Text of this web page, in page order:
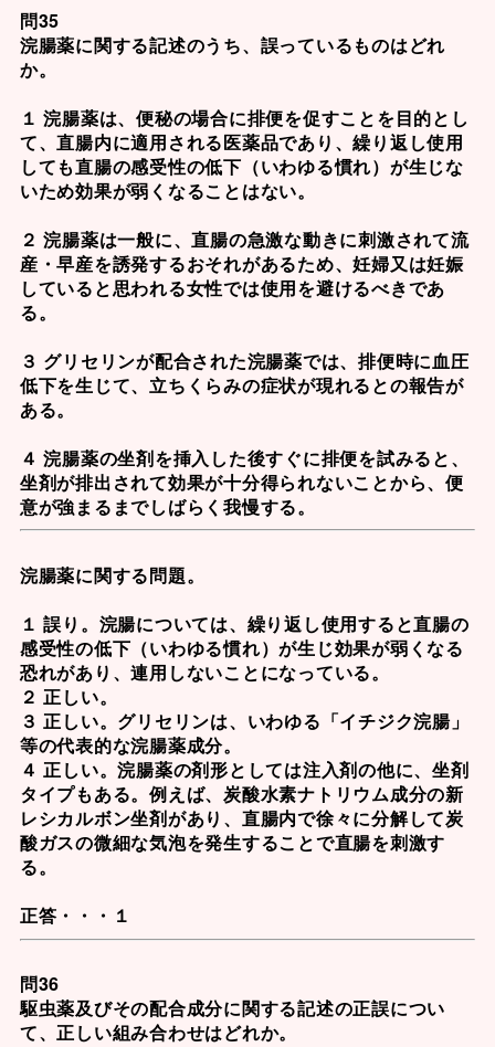
問35
浣腸薬に関する記述のうち、誤っているものはどれ
か。
１ 浣腸薬は、便秘の場合に排便を促すことを目的とし
て、直腸内に適用される医薬品であり、繰り返し使用
しても直腸の感受性の低下（いわゆる慣れ）が生じな
いため効果が弱くなることはない。
２ 浣腸薬は一般に、直腸の急激な動きに刺激されて流
産・早産を誘発するおそれがあるため、妊婦又は妊娠
していると思われる女性では使用を避けるべきであ
る。
３ グリセリンが配合された浣腸薬では、排便時に血圧
低下を生じて、立ちくらみの症状が現れるとの報告が
ある。
４ 浣腸薬の坐剤を挿入した後すぐに排便を試みると、
坐剤が排出されて効果が十分得られないことから、便
意が強まるまでしばらく我慢する。
浣腸薬に関する問題。
１ 誤り。浣腸については、繰り返し使用すると直腸の
感受性の低下（いわゆる慣れ）が生じ効果が弱くなる
恐れがあり、連用しないことになっている。
２ 正しい。
３ 正しい。 グリセリンは、いわゆる「イチジク浣腸」
等の代表的な浣腸薬成分。
４ 正しい。浣腸薬の剤形としては注入剤の他に、坐剤
タイプもある。例えば、炭酸水素ナトリウム成分の新
レシカルボン坐剤があり、直腸内で徐々に分解して炭
酸ガスの微細な気泡を発生することで直腸を刺激す
る。
正答・・・１
問36
駆虫薬及びその配合成分に関する記述の正誤につい
て、正しい組み合わせはどれか。